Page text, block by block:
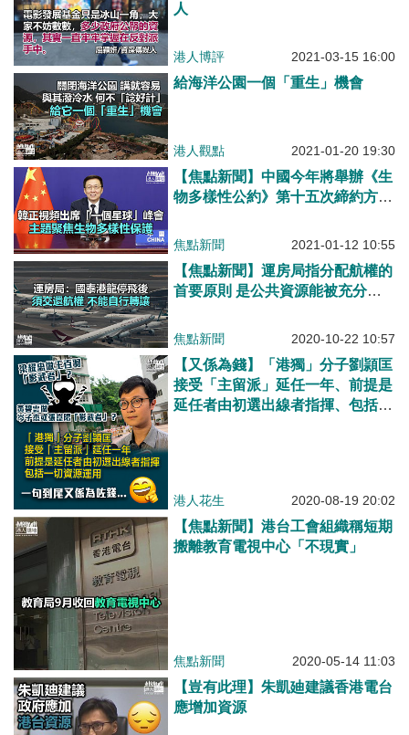
人
港人博評 2021-03-15 16:00
給海洋公園一個「重生」機會
港人觀點 2021-01-20 19:30
【焦點新聞】中國今年將舉辦《生
物多樣性公約》第十五次締約方大
焦點新聞 2021-01-12 10:55
【焦點新聞】運房局指分配航權的
首要原則 是公共資源能被充分利
焦點新聞 2020-10-22 10:57
【又係為錢】「港獨」分子劉頴匡
接受「主留派」延任一年、前提是
延任者由初選出線者指揮、包括一
港人花生 2020-08-19 20:02
【焦點新聞】港台工會組織稱短期
搬離教育電視中心「不現實」
焦點新聞 2020-05-14 11:03
【豈有此理】朱凱廸建議香港電台
應增加資源